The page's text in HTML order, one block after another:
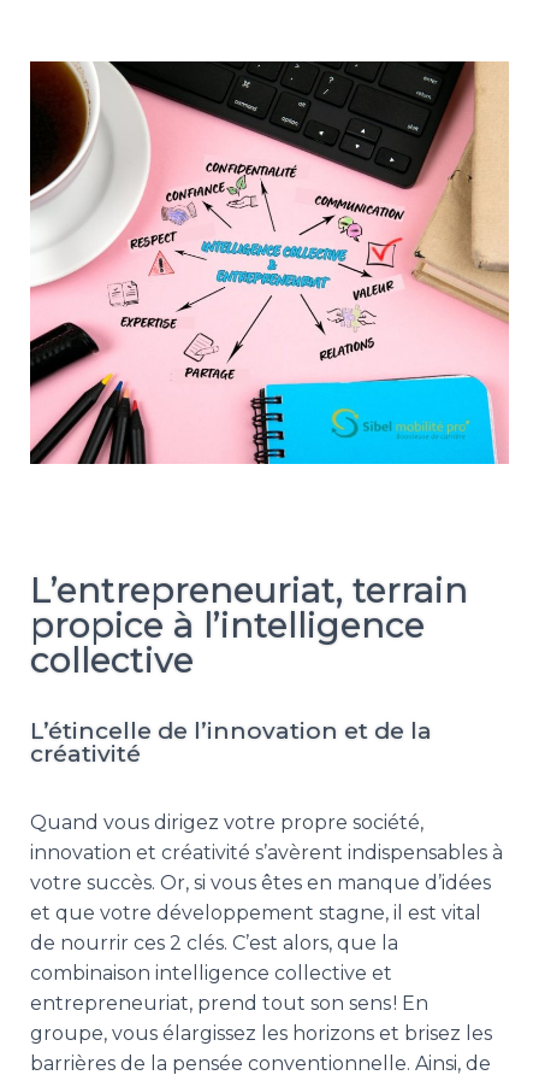
L’entrepreneuriat, terrain
propice à l’intelligence
collective
L’étincelle de l’innovation et de la
créativité
Quand vous dirigez votre propre société,
innovation et créativité s’avèrent indispensables à
votre succès. Or, si vous êtes en manque d’idées
et que votre développement stagne, il est vital
de nourrir ces 2 clés. C’est alors, que la
combinaison intelligence collective et
entrepreneuriat, prend tout son sens ! En
groupe, vous élargissez les horizons et brisez les
barrières de la pensée conventionnelle. Ainsi, de